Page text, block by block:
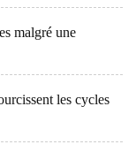
malgré une
les cycles